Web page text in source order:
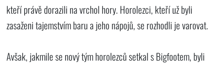
kteří právě dorazili na vrchol hory. Horolezci, kteří už byli
zasaženi tajemstvím baru a jeho nápojů, se rozhodli je varovat.
Avšak, jakmile se nový tým horolezců setkal s Bigfootem, byli